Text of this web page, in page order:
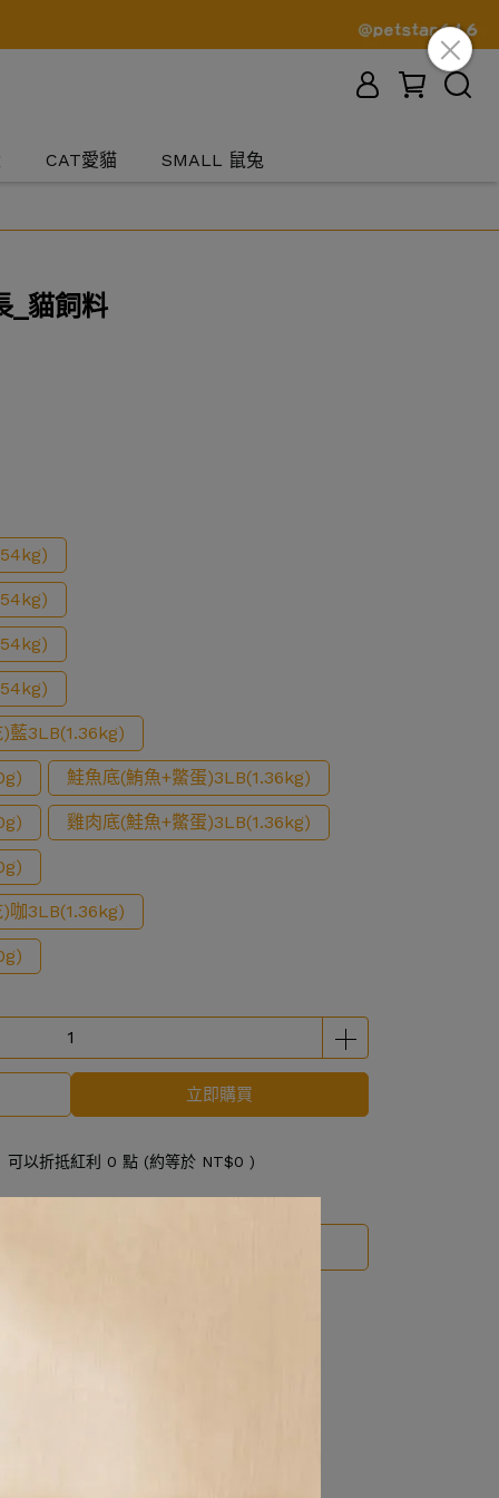
CAT愛貓 SMALL 鼠兔
_貓飼料
藍3LB(1.36kg)
鮭魚底(鮪魚+鱉蛋)3LB(1.36kg)
雞肉底(鮭魚+鱉蛋)3LB(1.36kg)
咖3LB(1.36kg)
立即購買
以折抵紅利 0 點 (約等於 NT$0 )